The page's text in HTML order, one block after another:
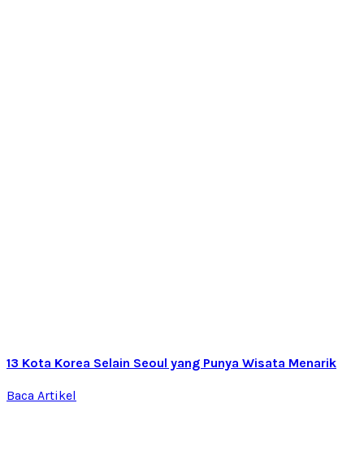
13 Kota Korea Selain Seoul yang Punya Wisata Menarik
Baca Artikel